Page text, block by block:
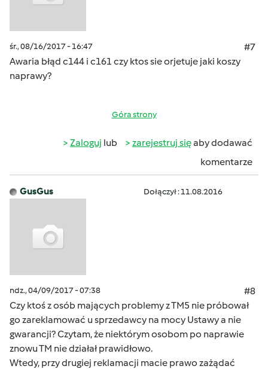
śr., 08/16/2017 - 16:47
#7
Awaria błąd c144 i c161 czy ktos sie orjetuje jaki koszy
naprawy?
Góra strony
Zaloguj lub zarejestruj sięaby dodawać
komentarze
GusGus Dołączył : 11.08.2016
ndz., 04/09/2017 - 07:38
#8
Czy ktoś z osób mających problemy z TM5 nie próbował
go zareklamować u sprzedawcy na mocy Ustawy a nie
gwarancji? Czytam, że niektórym osobom po naprawie
znowu TM nie działał prawidłowo.
Wtedy, przy drugiej reklamacji macie prawo zażądać